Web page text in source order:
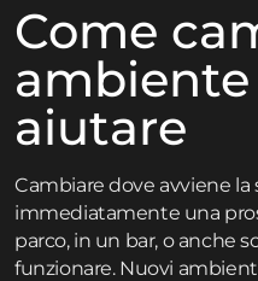
Come
aiutare
Cambiare dove avviene
immediatamente una
parco, in un bar, o anche
funzionare. Nuovi